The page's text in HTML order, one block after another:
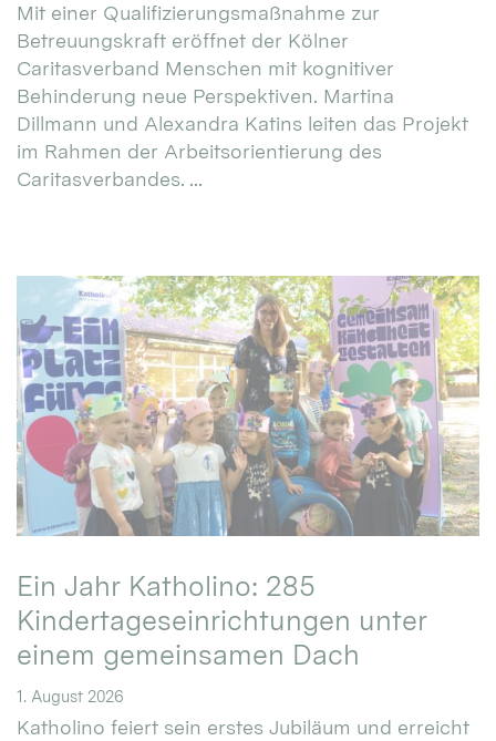
Mit einer Qualifizierungsmaßnahme zur
Betreuungskraft eröffnet der Kölner
Caritasverband Menschen mit kognitiver
Behinderung neue Perspektiven. Martina
Dillmann und Alexandra Katins leiten das Projekt
im Rahmen der Arbeitsorientierung des
Caritasverbandes. ...
Ein Jahr Katholino: 285
Kindertageseinrichtungen unter
einem gemeinsamen Dach
1. August 2026
Katholino feiert sein erstes Jubiläum und erreicht